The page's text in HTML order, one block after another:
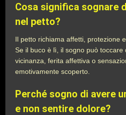
Cosa significa sognare
nel petto?
Il petto richiama affetti, protezione
Se il buco è lì, il sogno può toccare
vicinanza, ferita affettiva o
emotivamente scoperto.
Perché sogno di avere
e non sentire dolore?